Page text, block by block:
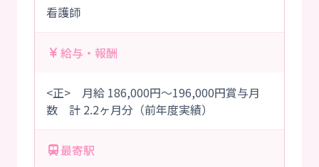
看護師
給与・報酬
<正> 月給 186,000円～196,000円賞与月
数 計 2.2ヶ月分（前年度実績）
最寄駅